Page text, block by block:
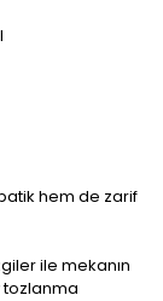
hem de zarif
ile mekanın
tozlanma